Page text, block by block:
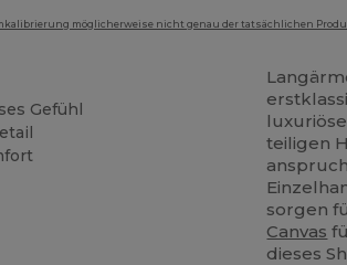
möglicherweise nicht genau der tatsächlichen
Gefühl
teiligen
sorgen
Canvas
dieses